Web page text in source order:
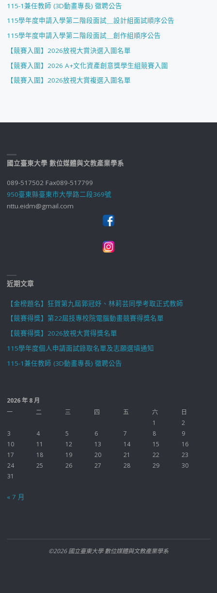
115-1兼任教師 (3D動畫專長) 徵聘公告
115學年度申請入學第二階段面試＿設計組面試順序公告
115學年度申請入學第二階段面試＿創作組順序公告
【競賽入圍】2026放視大賞決選入圍名單
【競賽入圍】2026 A+文化資產創意獎學生組競賽入圍
【競賽入圍】2026放視大賞複選入圍名單
國立臺東大學 數位媒體與文教產業學系
089-517502 Fax089-517799
950臺東縣臺東市大學路二段369號
nttu.eidm@gmail.com
近期文章
【金榜題名】狂賀第九屆郭冠妤、林莉芸同學考取正式教師
【競賽得獎】第22屆技專校院電腦動畫競賽得獎名單
【競賽得獎】2026放視大賞得獎名單
115學年度個人申請面試錄取名單及志願選填通知
115-1兼任教師 (3D動畫專長) 徵聘公告
2026 年 8 月
一
二 三 四 五 六
日
1
2
3
4 5 6 7 8
9
10
11 12 13 14 15
16
17
18 19 20 21 22
23
24
25 26 27 28 29
30
31
« 7 月
©2026 國立臺東大學 數位媒體與文教產業學系